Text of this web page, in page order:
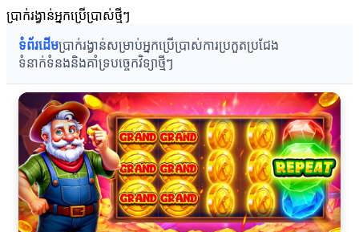
ប្រាក់រង្វាន់អ្នកប្រើប្រាស់ថ្មីៗ
ទំព័រដើមប្រាក់រង្វាន់សម្រាប់អ្នកប្រើប្រាស់ការប្រកួតប្រជែង
ទំនាក់ទំនងនិងគាំទ្របច្ចេកវិទ្យាថ្មីៗ